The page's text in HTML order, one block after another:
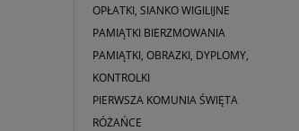
OPŁATKI, SIANKO WIGILIJNE
PAMIĄTKI BIERZMOWANIA
PAMIĄTKI, OBRAZKI, DYPLOMY,
KONTROLKI
PIERWSZA KOMUNIA ŚWIĘTA
RÓŻAŃCE